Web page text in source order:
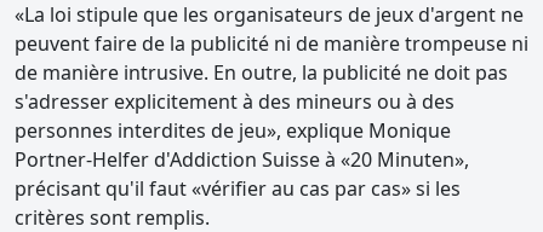
«La loi stipule que les organisateurs de jeux d'argent ne
peuvent faire de la publicité ni de manière trompeuse ni
de manière intrusive. En outre, la publicité ne doit pas
s'adresser explicitement à des mineurs ou à des
personnes interdites de jeu», explique Monique
Portner-Helfer d'Addiction Suisse à «20 Minuten»,
précisant qu'il faut «vérifier au cas par cas» si les
critères sont remplis.